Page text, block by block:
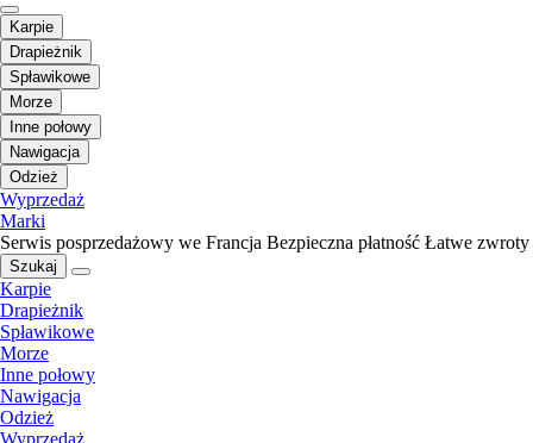
Karpie
Drapieżnik
Spławikowe
Morze
Inne połowy
Nawigacja
Odzież
Wyprzedaż
Marki
Serwis posprzedażowy we Francja Bezpieczna płatność Łatwe zwroty
Szukaj
Karpie
Drapieżnik
Spławikowe
Morze
Inne połowy
Nawigacja
Odzież
Wyprzedaż